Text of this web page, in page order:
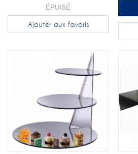
ÉPUISÉ
Ajouter aux favoris